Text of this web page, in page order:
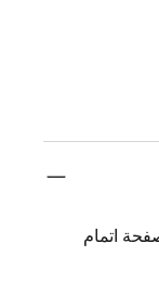
اتمام